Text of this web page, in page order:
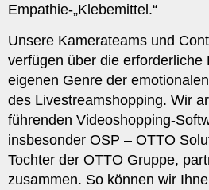
Empathie-„Klebemittel.“
Unsere Kamerateams und
verfügen über die erforderliche
eigenen Genre der
des Livestreamshopping. Wir
führenden Videoshopping-
insbesonder OSP – OTTO
Tochter der OTTO Gruppe,
zusammen. So können wir